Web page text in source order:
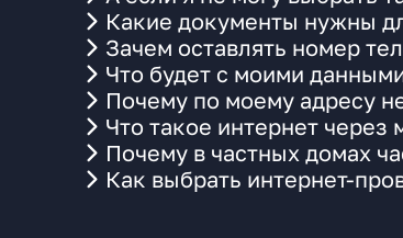
Какие документы нужны
Зачем оставлять номер
Что будет с моими
Почему по моему адресу
Что такое интернет через
Почему в частных домах
Как выбрать интернет-